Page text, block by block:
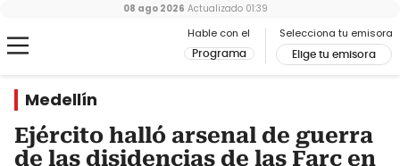
Hable con el
Programa
Selecciona tu emisora
Elige tu emisora
08 ago 2026 Actualizado 01:39
Medellín
Ejército halló arsenal de guerra
de las disidencias de las Farc en